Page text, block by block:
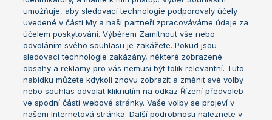
Sázkařský žebříček
Wimbledon
US Open
Turnaj mistrů
Turnaj mistryň
Aktualní trendy
Fotbalové přestupy
umožňuje, aby sledovací technologie podporovaly účely
uvedené v části My a naši partneři zpracováváme údaje za
účelem poskytování. Výběrem Zamítnout vše nebo
odvoláním svého souhlasu je zakážete. Pokud jsou
sledovací technologie zakázány, některé zobrazené
obsahy a reklamy pro vás nemusí být tolik relevantní. Tuto
nabídku můžete kdykoli znovu zobrazit a změnit své volby
nebo souhlas odvolat kliknutím na odkaz Řízení předvoleb
ve spodní části webové stránky. Vaše volby se projeví v
našem Internetová stránka. Další podrobnosti naleznete v